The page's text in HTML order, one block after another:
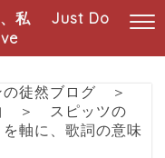
、私 Just Do
徒然ブログ ＞
＞
スピッツの
軸に、歌詞の意味